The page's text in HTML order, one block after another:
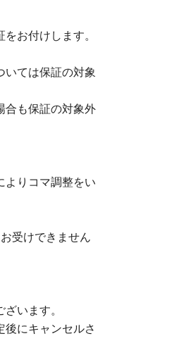
お付けします。
いては保証の対象
合も保証の対象外
よりコマ調整をい
受けできません
います。
にキャンセルさ